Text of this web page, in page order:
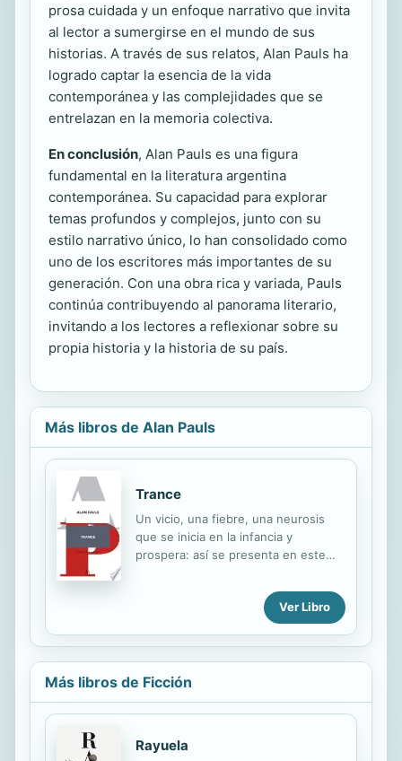
prosa cuidada y un enfoque narrativo que invita
al lector a sumergirse en el mundo de sus
historias. A través de sus relatos, Alan Pauls ha
logrado captar la esencia de la vida
contemporánea y las complejidades que se
entrelazan en la memoria colectiva.
En conclusión, Alan Pauls es una figura
fundamental en la literatura argentina
contemporánea. Su capacidad para explorar
temas profundos y complejos, junto con su
estilo narrativo único, lo han consolidado como
uno de los escritores más importantes de su
generación. Con una obra rica y variada, Pauls
continúa contribuyendo al panorama literario,
invitando a los lectores a reflexionar sobre su
propia historia y la historia de su país.
Más libros de Alan Pauls
Trance
Un vicio, una fiebre, una neurosis
que se inicia en la infancia y
prospera: así se presenta en este
radical, intensa. Hace falta
desdoblarse, verse a sí mismo bajo la
perspectiva de una tercera persona,
para describir las obsesiones que
conforman el identikit del lector Alan
Pauls: su adn, esa ley del deseo
irrefrenable que funda la continuidad
(no la escisión) entre vida y arte. Un
Trance propone un glosario de la
Ver Libro
Más libros de Ficción
Rayuela